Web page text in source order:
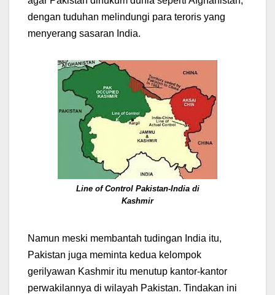
dengan tuduhan melindungi para teroris yang
menyerang sasaran India.
Line of ControlPakistan-India di
Kashmir
Namun meski membantah tudingan India itu,
Pakistan juga meminta kedua kelompok
gerilyawan Kashmir itu menutup kantor-kantor
perwakilannya di wilayah Pakistan. Tindakan ini